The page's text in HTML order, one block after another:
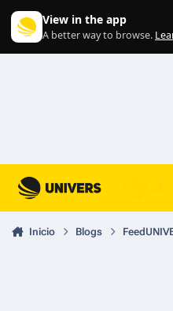
View in the app
A better way to browse.
Inicio Blogs